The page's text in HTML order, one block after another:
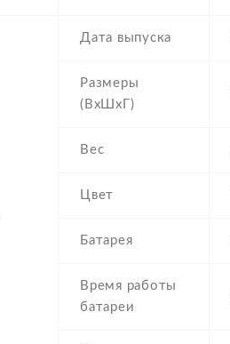
Дата выпуска
Размеры
(ВхШхГ)
Вес
Цвет
Батарея
Время работы
батареи